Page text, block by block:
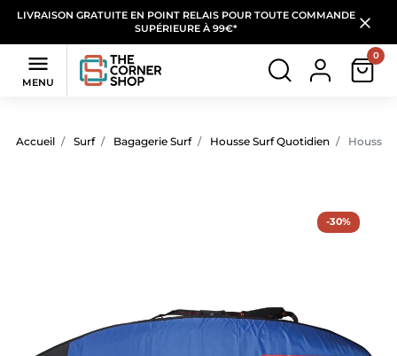
LIVRAISON GRATUITE EN POINT RELAIS POUR TOUTE COMMANDE
SUPÉRIEURE À 99€*

MENU
0
Accueil Surf Bagagerie Surf Housse Surf Quotidien Housse
-30%